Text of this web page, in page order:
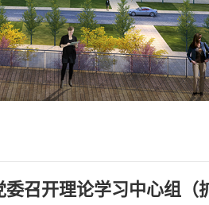
召开理论学习中心组（